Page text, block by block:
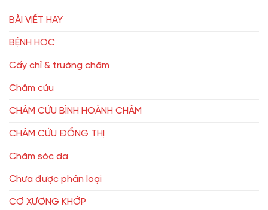
BÀI VIẾT HAY
BỆNH HỌC
Cấy chỉ & trường châm
Châm cứu
CHÂM CỨU BÌNH HOÀNH CHÂM
CHÂM CỨU ĐỔNG THỊ
Chăm sóc da
Chưa được phân loại
CƠ XƯƠNG KHỚP